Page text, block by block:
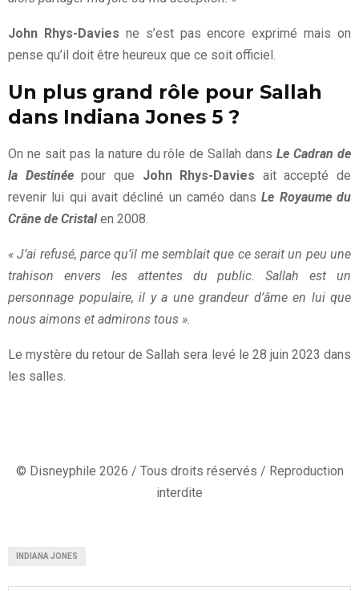
John Rhys-Davies ne s’est pas encore exprimé mais on
pense qu’il doit être heureux que ce soit officiel.
Un plus grand rôle pour Sallah
dans Indiana Jones 5 ?
On ne sait pas la nature du rôle de Sallah dansLe Cadran de
la Destinéepour que John Rhys-Davies ait accepté de
revenir lui qui avait décliné un caméo dansLe Royaume du
Crâne de Cristal en 2008.
« J’ai refusé, parce qu’il me semblait que ce serait un peu une
trahison envers les attentes du public. Sallah est un
personnage populaire, il y a une grandeur d’âme en lui que
nous aimons et admirons tous ».
Le mystère du retour de Sallah sera levé le 28 juin 2023 dans
les salles.
© Disneyphile 2026 / Tous droits réservés / Reproduction
interdite
INDIANA JONES